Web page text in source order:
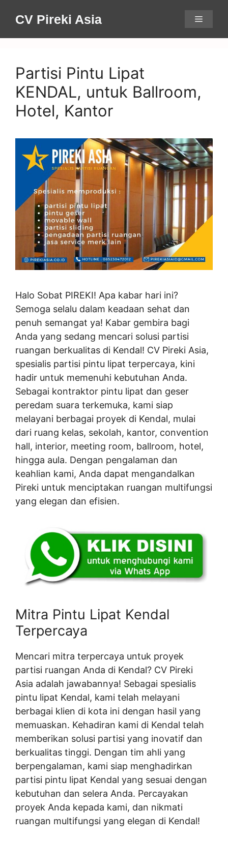
CV Pireki Asia Menu
Partisi Pintu Lipat
KENDAL, untuk Ballroom,
Hotel, Kantor
Halo Sobat PIREKI! Apa kabar hari ini?
Semoga selalu dalam keadaan sehat dan
penuh semangat ya! Kabar gembira bagi
Anda yang sedang mencari solusi partisi
ruangan berkualitas di Kendal! CV Pireki Asia,
spesialis partisi pintu lipat terpercaya, kini
hadir untuk memenuhi kebutuhan Anda.
Sebagai kontraktor pintu lipat dan geser
peredam suara terkemuka, kami siap
melayani berbagai proyek di Kendal, mulai
dari ruang kelas, sekolah, kantor, convention
hall, interior, meeting room, ballroom, hotel,
hingga aula. Dengan pengalaman dan
keahlian kami, Anda dapat mengandalkan
Pireki untuk menciptakan ruangan multifungsi
yang elegan dan efisien.
Mitra Pintu Lipat Kendal
Terpercaya
Mencari mitra terpercaya untuk proyek
partisi ruangan Anda di Kendal? CV Pireki
Asia adalah jawabannya! Sebagai spesialis
pintu lipat Kendal, kami telah melayani
berbagai klien di kota ini dengan hasil yang
memuaskan. Kehadiran kami di Kendal telah
memberikan solusi partisi yang inovatif dan
berkualitas tinggi. Dengan tim ahli yang
berpengalaman, kami siap menghadirkan
partisi pintu lipat Kendal yang sesuai dengan
kebutuhan dan selera Anda. Percayakan
proyek Anda kepada kami, dan nikmati
ruangan multifungsi yang elegan di Kendal!